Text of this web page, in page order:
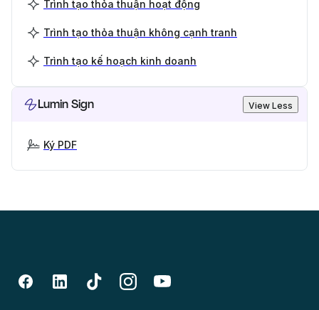
Trình tạo thỏa thuận hoạt động
Trình tạo thỏa thuận không cạnh tranh
Trình tạo kế hoạch kinh doanh
Lumin Sign View Less
Ký PDF